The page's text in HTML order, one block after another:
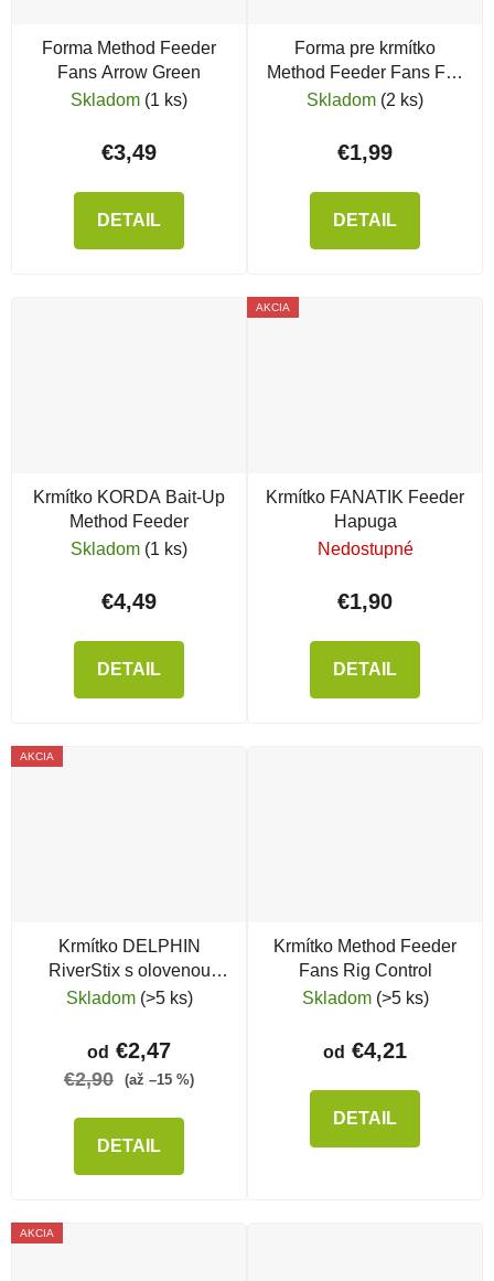
Forma Method Feeder
Fans Arrow Green
Skladom (1 ks)
€3,49
DETAIL
Forma pre krmítko
Method Feeder Fans Flat
Feeder Long Distance
Skladom (2 ks)
€1,99
DETAIL
Krmítko KORDA Bait-Up
Method Feeder
Skladom (1 ks)
€4,49
DETAIL
AKCIA
Krmítko FANATIK Feeder
Hapuga
Nedostupné
€1,90
DETAIL
AKCIA
Krmítko DELPHIN
RiverStix s olovenou
záťažou
Skladom (>5 ks)
od €2,47
€2,90 (až –15 %)
DETAIL
Krmítko Method Feeder
Fans Rig Control
Skladom (>5 ks)
od €4,21
DETAIL
AKCIA